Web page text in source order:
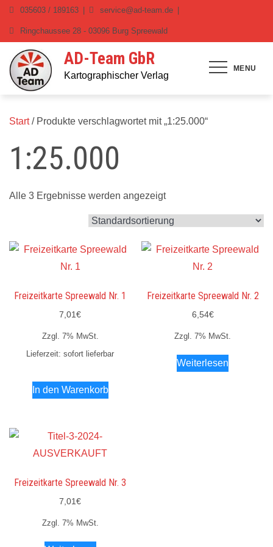
Skip
content
035603 / 189163 service@ad-team.de
Ringchaussee 28 - 03096 Burg Spreewald
MENU
AD-Team GbR
Kartographischer Verlag
Start/ Produkte verschlagwortet mit „1:25.000“
1:25.000
Alle 3 Ergebnisse werden angezeigt
Freizeitkarte Spreewald Nr. 1
7,01€
Zzgl. 7% MwSt.
Lieferzeit: sofort lieferbar
In den Warenkorb
Freizeitkarte Spreewald Nr. 2
6,54€
Zzgl. 7% MwSt.
Weiterlesen
Freizeitkarte Spreewald Nr. 3
7,01€
Zzgl. 7% MwSt.